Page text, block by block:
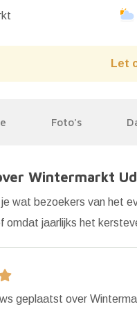
Let
Foto's
Wintermarkt
je wat bezoekers van het
omdat jaarlijks het
geplaatst over